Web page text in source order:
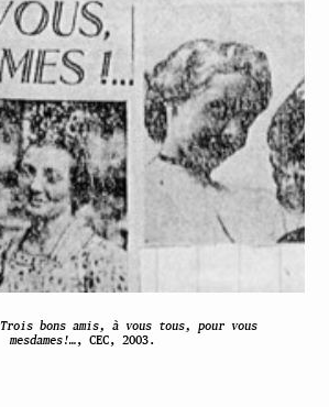
Trois bons amis, à vous tous, pour vous
mesdames!…, CEC, 2003.